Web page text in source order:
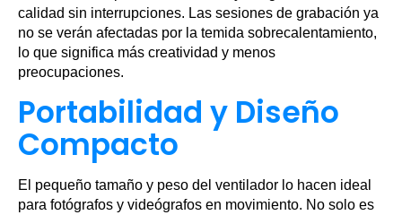
calidad sin interrupciones. Las sesiones de grabación ya
no se verán afectadas por la temida sobrecalentamiento,
lo que significa más creatividad y menos
preocupaciones.
Portabilidad y Diseño
Compacto
El pequeño tamaño y peso del ventilador lo hacen ideal
para fotógrafos y videógrafos en movimiento. No solo es